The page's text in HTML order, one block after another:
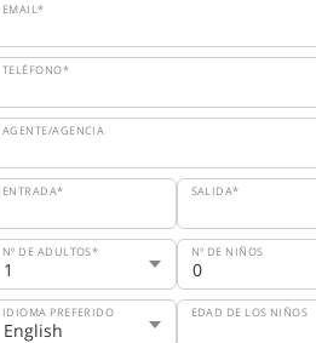
EMAIL*
TELÉFONO*
AGENTE/AGENCIA
ENTRADA* SALIDA*
Nº DE ADULTOS* Nº DE NIÑOS
IDIOMA PREFERIDO EDAD DE LOS NIÑOS